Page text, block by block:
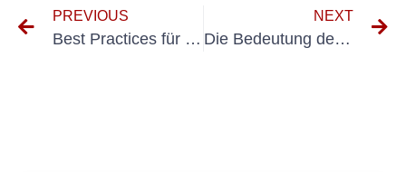
PREVIOUS
Best Practices für die Prüfung und Inspektion elektrischer Geräte gemäß VDE 0701 und 0702
NEXT
Die Bedeutung des Prüfprotokolls für elektrische Anlagen bei der Gewährleistung der elektrischen Sicherheit